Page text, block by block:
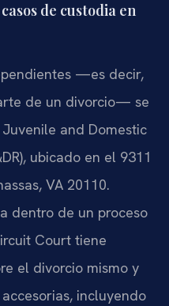
de custodia en
—es decir,
de un divorcio— se
and Domestic
ubicado en el 9311
VA 20110.
dentro de un proceso
Court tiene
el divorcio mismo y
incluyendo